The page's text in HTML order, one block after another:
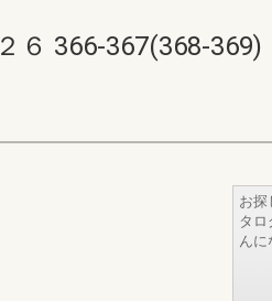
６ 366-367(368-369)
お探
タ
んに